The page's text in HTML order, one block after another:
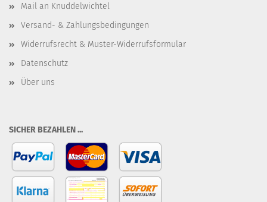
Mail an Knuddelwichtel
Versand- & Zahlungsbedingungen
Widerrufsrecht & Muster-Widerrufsformular
Datenschutz
Über uns
SICHER BEZAHLEN ...